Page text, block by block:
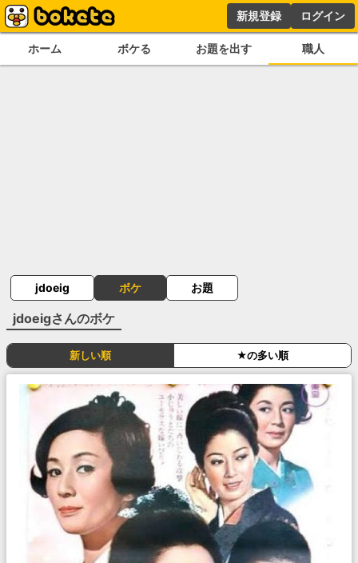
新規登録 ログイン
ホーム ボケる お題を出す 職人
jdoeig ボケ お題
jdoeigさんのボケ
新しい順 ★の多い順